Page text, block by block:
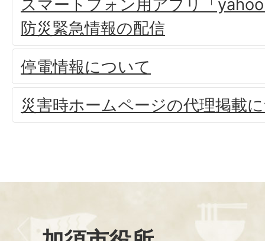
スマートフォン用アプリ「
防災緊急情報の配信
停電情報について
災害時ホームページの代理掲載